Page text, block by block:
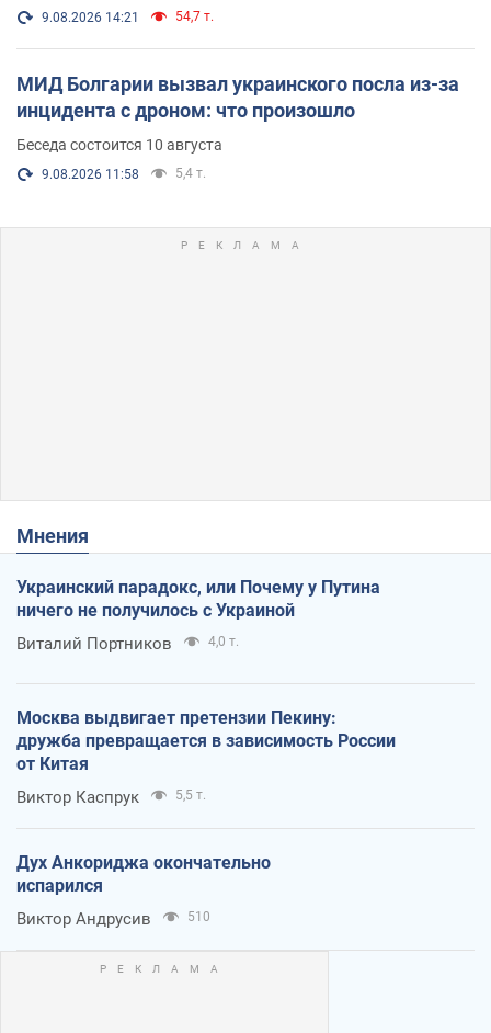
9.08.2026 14:21 54,7 т.
МИД Болгарии вызвал украинского посла из-за
инцидента с дроном: что произошло
Беседа состоится 10 августа
9.08.2026 11:58 5,4 т.
Мнения
Украинский парадокс, или Почему у Путина
ничего не получилось с Украиной
Виталий Портников 4,0 т.
Москва выдвигает претензии Пекину:
дружба превращается в зависимость России
от Китая
Виктор Каспрук 5,5 т.
Дух Анкориджа окончательно
испарился
Виктор Андрусив 510